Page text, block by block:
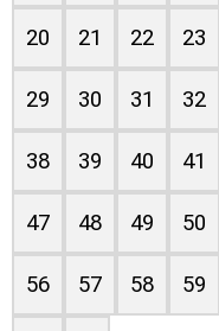
20 21 22 23
29 30 31 32
38 39 40 41
47 48 49 50
56 57 58 59